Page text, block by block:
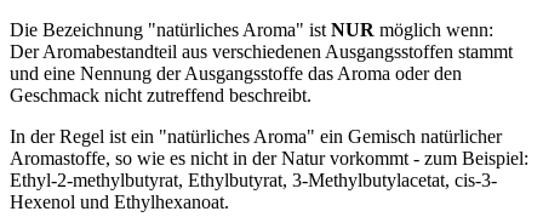
Die Bezeichnung "natürliches Aroma" ist NUR möglich wenn:
Der Aromabestandteil aus verschiedenen Ausgangsstoffen stammt
und eine Nennung der Ausgangsstoffe das Aroma oder den
Geschmack nicht zutreffend beschreibt.
In der Regel ist ein "natürliches Aroma" ein Gemisch natürlicher
Aromastoffe, so wie es nicht in der Natur vorkommt - zum Beispiel:
Ethyl-2-methylbutyrat, Ethylbutyrat, 3-Methylbutylacetat, cis-3-
Hexenol und Ethylhexanoat.